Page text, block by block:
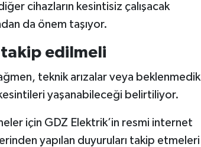
cihazların kesintisiz çalışacak
da önem taşıyor.
takip edilmeli
teknik arızalar veya beklenmedik
yaşanabileceği belirtiliyor.
için GDZ Elektrik’in resmi internet
yapılan duyuruları takip etmeleri